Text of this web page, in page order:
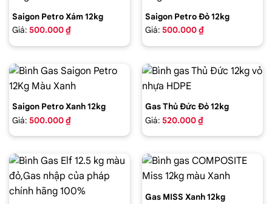
Saigon Petro Xám 12kg
Giá: 500.000 ₫
Saigon Petro Đỏ 12kg
Giá: 500.000 ₫
Saigon Petro Xanh 12kg
Giá: 500.000 ₫
Gas Thủ Đức Đỏ 12kg
Giá: 520.000 ₫
Gas MISS Xanh 12kg